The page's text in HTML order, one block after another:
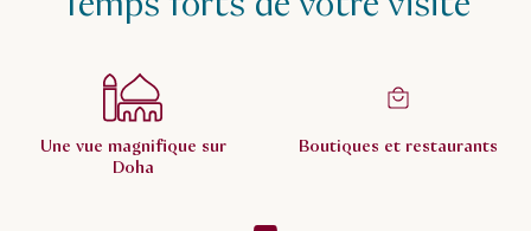
Une vue magnifique sur
Doha
Boutiques et restaurants